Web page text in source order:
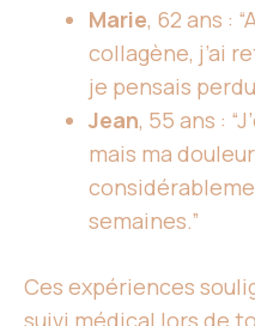
Marie, 62 ans :
collagène, j’ai
je pensais
Jean, 55 ans :
mais ma
semaines.”
Ces expériences
suivi médical lors de